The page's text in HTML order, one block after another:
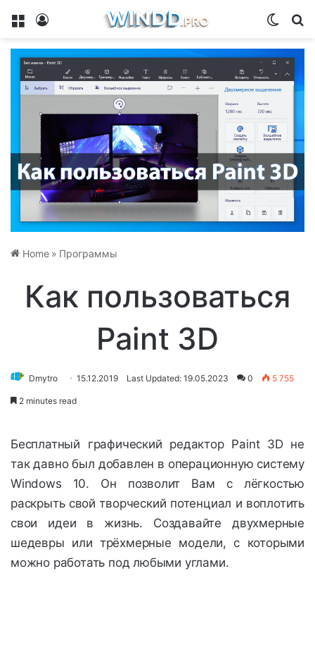
Menu
Home » Программы
Как пользоваться
Paint 3D
Dmytro 15.12.2019 Last Updated: 19.05.2023 0 5 755
2 minutes read
Бесплатный графический редактор Paint 3D не
так давно был добавлен в операционную систему
Windows 10. Он позволит Вам с лёгкостью
раскрыть свой творческий потенциал и воплотить
свои идеи в жизнь. Создавайте двухмерные
шедевры или трёхмерные модели, с которыми
можно работать под любыми углами.